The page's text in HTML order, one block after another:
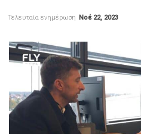
Τελευταία ενημέρωση Νοέ 22, 2023